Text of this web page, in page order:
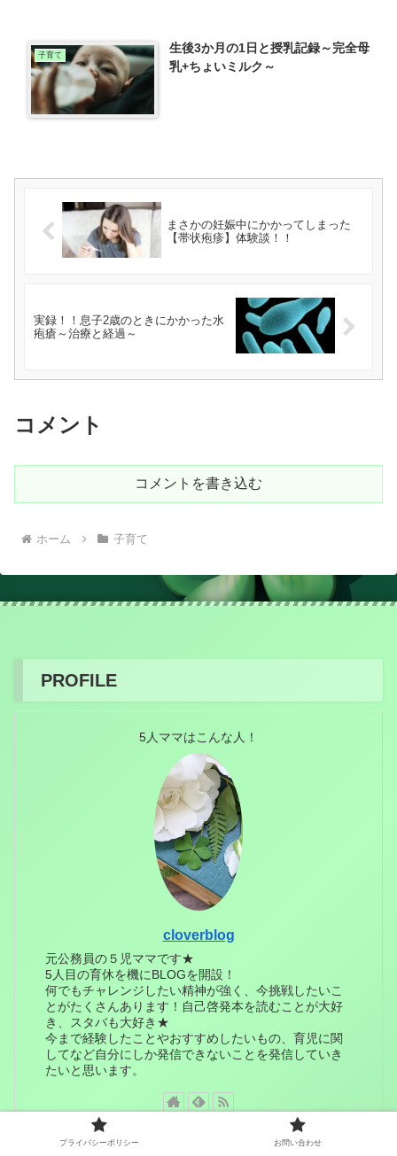
子育て
生後3か月の1日と授乳記録～完全母
乳+ちょいミルク～
まさかの妊娠中にかかってしまった
【帯状疱疹】体験談！！
実録！！息子2歳のときにかかった水
疱瘡～治療と経過～
コメント
コメントを書き込む
ホーム 子育て
PROFILE
5人ママはこんな人！
cloverblog
元公務員の５児ママです★
5人目の育休を機にBLOGを開設！
何でもチャレンジしたい精神が強く、今挑戦したいこ
とがたくさんあります！自己啓発本を読むことが大好
き、スタバも大好き★
今まで経験したことやおすすめしたいもの、育児に関
してなど自分にしか発信できないことを発信していき
たいと思います。
プライバシーポリシー お問い合わせ